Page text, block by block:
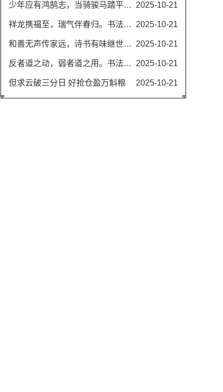
2025-10-21
少年应有鸿鹄志，当骑骏马踏平川。励志书法对联
2025-10-21
祥龙携福至，瑞气伴春归。书法春联
2025-10-21
和善无声传家远，诗书有味继世长。隶书书法欣赏 治家格言楹联
2025-10-21
反者道之动，弱者道之用。书法作品 道德经名句
2025-10-21
但求云破三分日 好抢仓盈万斛粮